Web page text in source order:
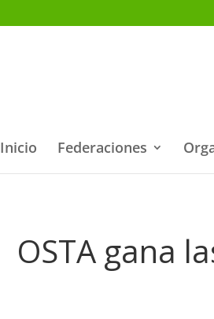
Inicio Federaciones
OSTA gana